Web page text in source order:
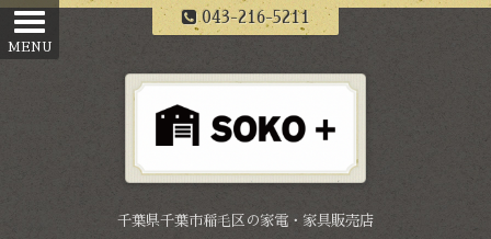
043-216-5211
千葉県千葉市稲毛区の家電・家具販売店